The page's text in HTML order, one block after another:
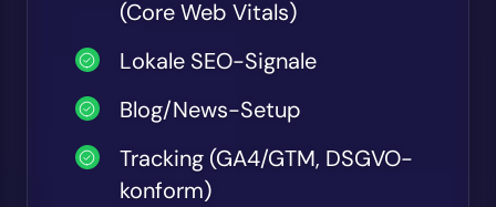
(Core Web Vitals)
Lokale SEO-Signale
Blog/News-Setup
Tracking (GA4/GTM, DSGVO-
konform)